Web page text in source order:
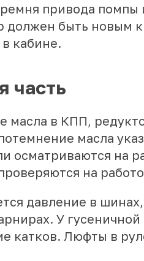
привода помпы
должен быть новым к
кабине.
часть
масла в КПП,
масла
осматриваются на
на
давление в
У
катков. Люфты в